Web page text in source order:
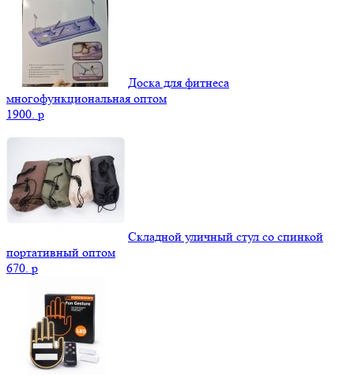
Доска для фитнеса
многофункциональная оптом
1900. p
Складной уличный стул со спинкой
портативный оптом
670. p